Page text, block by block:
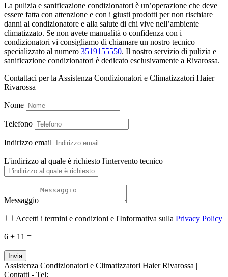
La pulizia e sanificazione condizionatori è un’operazione che deve
essere fatta con attenzione e con i giusti prodotti per non rischiare
danni al condizionatore e alla salute di chi vive nell’ambiente
climatizzato. Se non avete manualità o confidenza con i
condizionatori vi consigliamo di chiamare un nostro tecnico
specializzato al numero 3519155550. Il nostro servizio di pulizia e
sanificazione condizionatori è dedicato esclusivamente a Rivarossa.
Contattaci per la Assistenza Condizionatori e Climatizzatori Haier
Rivarossa
Nome
Telefono
Indirizzo email
L'indirizzo al quale è richiesto l'intervento tecnico
Messaggio
Accetti i termini e condizioni e l'Informativa sulla Privacy Policy
6 + 11 =
Invia
Assistenza Condizionatori e Climatizzatori Haier Rivarossa |
Contatti - Tel: